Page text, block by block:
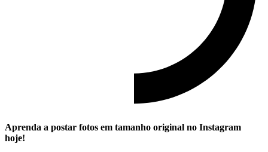
Aprenda a postar fotos em tamanho original no​ Instagram
hoje!